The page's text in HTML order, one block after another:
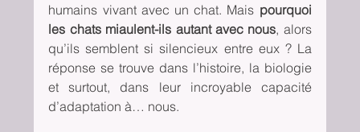
humains vivant avec un chat. Mais pourquoi
les chats miaulent-ils autant avec nous, alors
qu’ils semblent si silencieux entre eux ? La
réponse se trouve dans l’histoire, la biologie
et surtout, dans leur incroyable capacité
d’adaptation à… nous.